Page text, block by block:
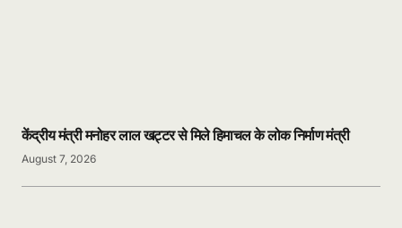
केंद्रीय मंत्री मनोहर लाल खट्टर से मिले हिमाचल के लोक निर्माण मंत्री
August 7, 2026